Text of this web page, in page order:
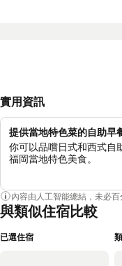
實用資訊
提供當地特色菜的自助早
你可以品嚐日式和西式自
福岡當地特色美食。
內容由人工智能總結，未必百
與類似住宿比較
已選住宿